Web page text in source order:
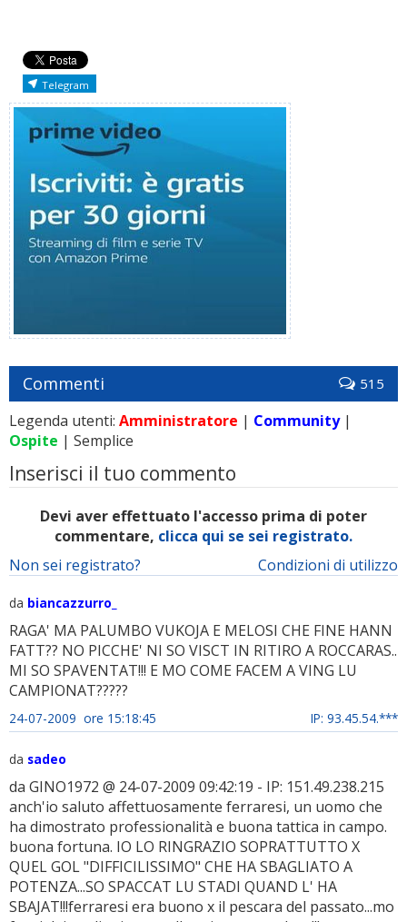
Telegram
Commenti 515
Legenda utenti: Amministratore | Community|
Ospite | Semplice
Inserisci il tuo commento
Devi aver effettuato l'accesso prima di poter
commentare, clicca qui se sei registrato.
Condizioni di utilizzo
Non sei registrato?
da biancazzurro_
RAGA' MA PALUMBO VUKOJA E MELOSI CHE FINE HANN
FATT?? NO PICCHE' NI SO VISCT IN RITIRO A ROCCARAS..
MI SO SPAVENTAT!!! E MO COME FACEM A VING LU
CAMPIONAT?????
24-07-2009 ore 15:18:45 IP: 93.45.54.***
da sadeo
da GINO1972 @ 24-07-2009 09:42:19 - IP: 151.49.238.215
anch'io saluto affettuosamente ferraresi, un uomo che
ha dimostrato professionalità e buona tattica in campo.
buona fortuna. IO LO RINGRAZIO SOPRATTUTTO X
QUEL GOL "DIFFICILISSIMO" CHE HA SBAGLIATO A
POTENZA...SO SPACCAT LU STADI QUAND L' HA
SBAJAT!!!ferraresi era buono x il pescara del passato...mo